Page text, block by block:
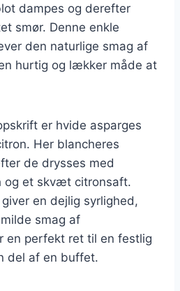
dampes og derefter
smør. Denne enkle
den naturlige smag af
hurtig og lækker måde at
er hvide asparges
Her blancheres
de drysses med
og et skvæt citronsaft.
en dejlig syrlighed,
smag af
en perfekt ret til en festlig
del af en buffet.